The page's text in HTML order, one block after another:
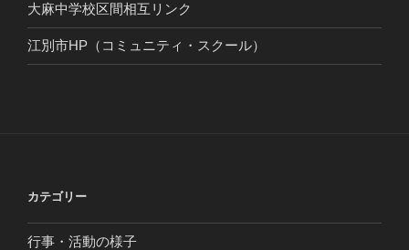
大麻中学校区間相互リンク
江別市HP（コミュニティ・スクール）
カテゴリー
行事・活動の様子